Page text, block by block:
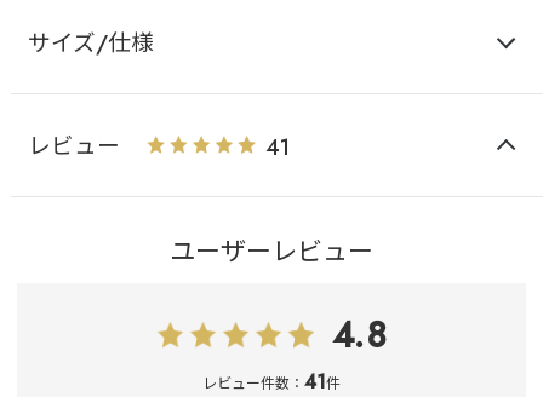
サイズ/仕様
レビュー 41
ユーザーレビュー
4.8
レビュー件数： 41件